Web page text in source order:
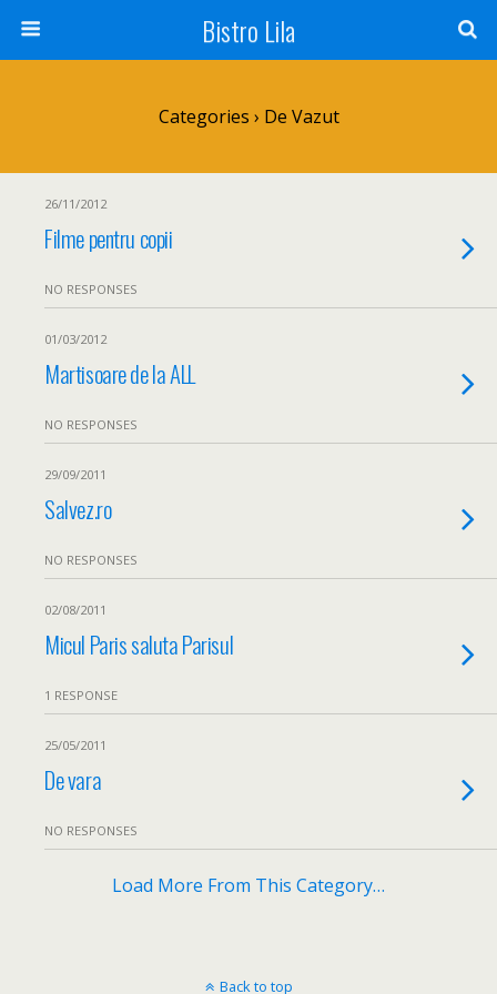
Bistro Lila
Categories › De Vazut
26/11/2012
Filme pentru copii
NO RESPONSES
01/03/2012
Martisoare de la ALL
NO RESPONSES
29/09/2011
Salvez.ro
NO RESPONSES
02/08/2011
Micul Paris saluta Parisul
1 RESPONSE
25/05/2011
De vara
NO RESPONSES
Load More From This Category…
Back to top